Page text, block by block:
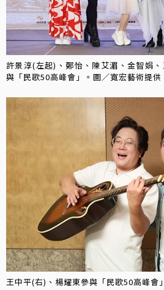
許景淳(左起)、鄭怡、陳艾湄、金智娟
與「民歌50高峰會」。圖／寬宏藝術提供
王中平(右)、楊耀東參與「民歌50高峰會